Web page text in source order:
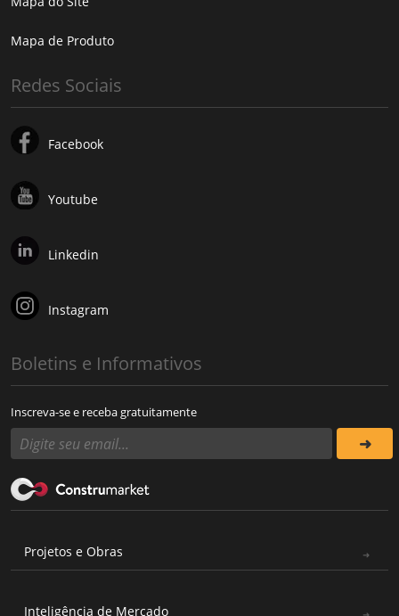
Mapa de Produto
Redes Sociais
Facebook
Youtube
Linkedin
Instagram
Boletins e Informativos
Inscreva-se e receba gratuitamente
Projetos e Obras
Inteligência de Mercado